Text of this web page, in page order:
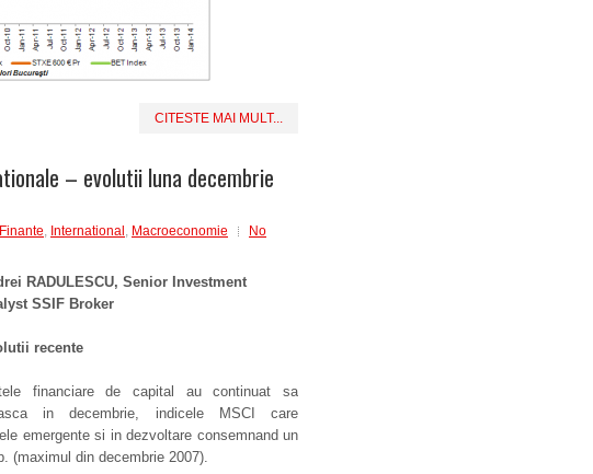
CITESTE MAI MULT...
– evolutii luna decembrie
Finante, International , Macroeconomie
No
RADULESCU, Senior Investment
SSIF Broker
recente
financiare de capital au continuat sa
in decembrie, indicele MSCI care
emergente si in dezvoltare consemnand un
(maximul din decembrie 2007).